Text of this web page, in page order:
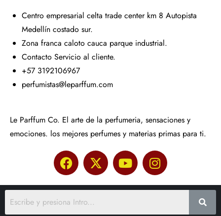
Centro empresarial celta trade center km 8 Autopista
Medellín costado sur.
Zona franca caloto cauca parque industrial.
Contacto Servicio al cliente.
+57 3192106967
perfumistas@leparffum.com
Le Parffum Co. El arte de la perfumeria, sensaciones y
emociones. los mejores perfumes y materias primas para ti.